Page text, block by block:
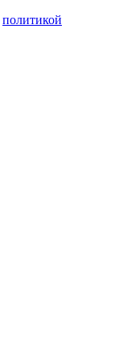
политикой